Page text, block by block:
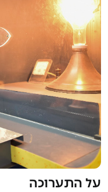
על התערוכה